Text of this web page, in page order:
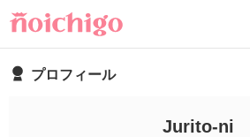
プロフィール
Jurito-ni